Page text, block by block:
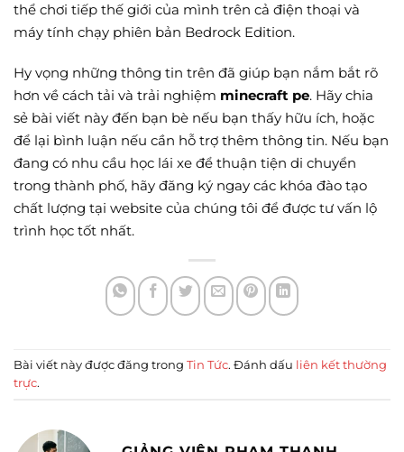
thể chơi tiếp thế giới của mình trên cả điện thoại và
máy tính chạy phiên bản Bedrock Edition.
Hy vọng những thông tin trên đã giúp bạn nắm bắt rõ
hơn về cách tải và trải nghiệm minecraft pe. Hãy chia
sẻ bài viết này đến bạn bè nếu bạn thấy hữu ích, hoặc
để lại bình luận nếu cần hỗ trợ thêm thông tin. Nếu bạn
đang có nhu cầu học lái xe để thuận tiện di chuyển
trong thành phố, hãy đăng ký ngay các khóa đào tạo
chất lượng tại website của chúng tôi để được tư vấn lộ
trình học tốt nhất.
Bài viết này được đăng trong Tin Tức. Đánh dấu liên kết thường
trực.